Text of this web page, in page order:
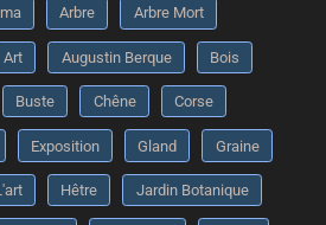
Arbre Arbre Mort
Art Augustin Berque Bois
Buste Chêne Corse
Exposition Gland Graine
Hêtre Jardin Botanique